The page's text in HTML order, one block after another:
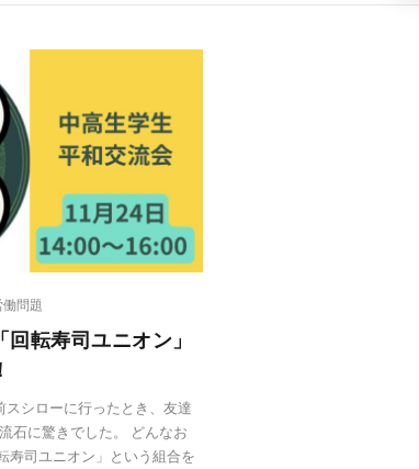
働問題
転寿司ユニオン」
シローに行ったとき、友達
石に驚きでした。 どんなお
寿司ユニオン」という組合を